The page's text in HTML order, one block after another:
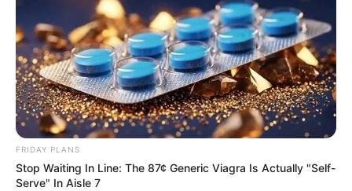
FRIDAY PLANS
Stop Waiting In Line: The 87¢ Generic Viagra Is Actually "Self-
Serve" In Aisle 7